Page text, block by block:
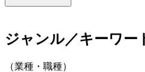
ジャンル／キーワー
（業種・職種）